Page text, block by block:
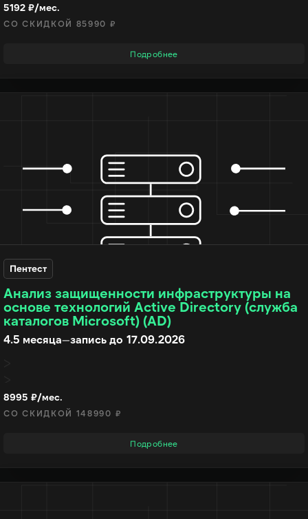
5192 ₽/мес.
СО СКИДКОЙ 85990 ₽
Подробнее
Пентест
Анализ защищенности инфраструктуры на
основе технологий Active Directory (служба
каталогов Microsoft) (AD)
4.5 месяца—запись до 17.09.2026
8995 ₽/мес.
СО СКИДКОЙ 148990 ₽
Подробнее